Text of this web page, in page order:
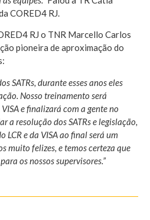
CORED4 RJ.
RJ o TNR Marcello Carlos
pioneira de aproximação do
SATRs, durante esses anos eles
Nosso treinamento será
e finalizará com a gente no
a resolução dos SATRs e legislação,
LCR e da VISA ao final será um
muito felizes, e temos certeza que
os nossos supervisores.”